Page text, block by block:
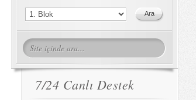
7/24 Canlı Destek